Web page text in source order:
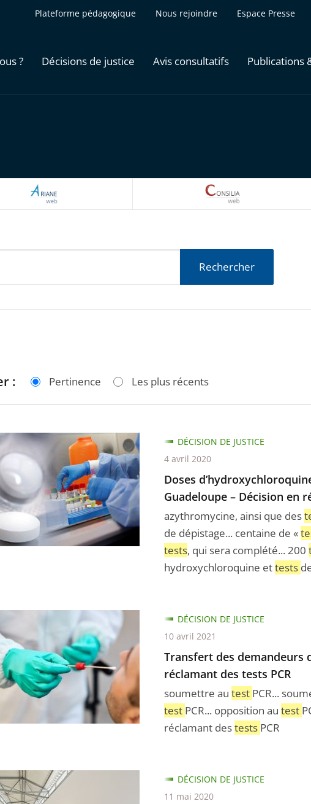
Plateforme pédagogique Nous rejoindre Espace Presse
? Décisions de justice Avis consultatifs Publications
ARIANEWEB
Rechercher
: Pertinence Les plus récents
Doses
Guadeloupe – Décision en
azythromycine, ainsi que des
de dépistage... centaine de «
tests, qui sera complété... 200
hydroxychloroquine ettests
DÉCISION DE JUSTICE
4 avril 2020
Transfert des demandeurs
réclamant des tests PCR
soumettre au test PCR...
test PCR... opposition au test
réclamant destests PCR
DÉCISION DE JUSTICE
10 avril 2021
DÉCISION DE JUSTICE
11 mai 2020